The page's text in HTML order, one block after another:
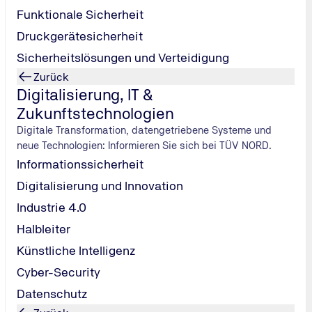
Funktionale Sicherheit
Druckgerätesicherheit
Sicherheitslösungen und Verteidigung
Zurück
Digitalisierung, IT &
Zukunftstechnologien
Digitale Transformation, datengetriebene Systeme und
neue Technologien: Informieren Sie sich bei TÜV NORD.
Informationssicherheit
Digitalisierung und Innovation
Industrie 4.0
Halbleiter
Künstliche Intelligenz
Cyber-Security
Datenschutz
kg
die Vorlage eines betriebs- oder arbeitsmedizinisches
werden: nach beschleunigter Grundqualifikation durch
1 BKrQG oder